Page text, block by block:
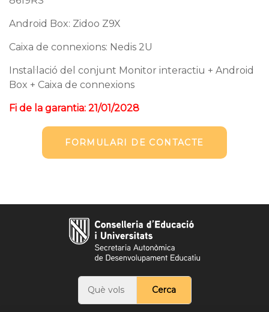
Android Box: Zidoo Z9X
Caixa de connexions: Nedis 2U
Instal·lació del conjunt Monitor interactiu + Android
Box + Caixa de connexions
Fi de la garantia: 21/01/2028
FORMULARI DE CONTACTE
Cerca